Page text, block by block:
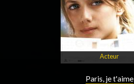
Acteur
Paris, je t'aime